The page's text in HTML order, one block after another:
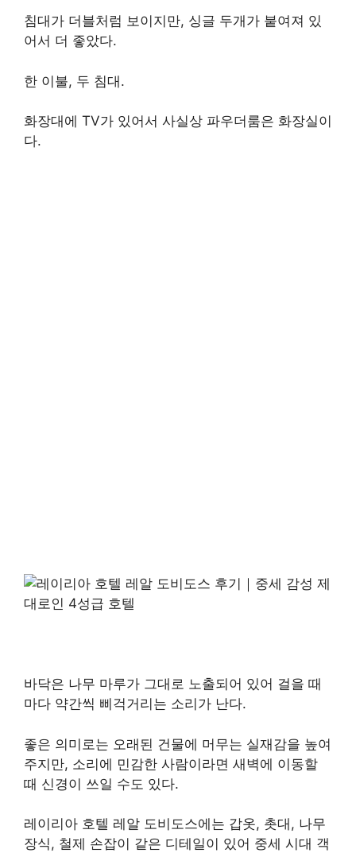
침대가 더블처럼 보이지만, 싱글 두개가 붙여져 있
어서 더 좋았다.
한 이불, 두 침대.
화장대에 TV가 있어서 사실상 파우더룸은 화장실이
다.
바닥은 나무 마루가 그대로 노출되어 있어 걸을 때
마다 약간씩 삐걱거리는 소리가 난다.
좋은 의미로는 오래된 건물에 머무는 실재감을 높여
주지만, 소리에 민감한 사람이라면 새벽에 이동할
때 신경이 쓰일 수도 있다.
레이리아 호텔 레알 도비도스에는 갑옷, 촛대, 나무
장식, 철제 손잡이 같은 디테일이 있어 중세 시대 객